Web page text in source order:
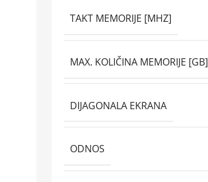
TAKT MEMORIJE [MHZ]
MAX. KOLIČINA MEMORIJE [GB]
DIJAGONALA EKRANA
ODNOS